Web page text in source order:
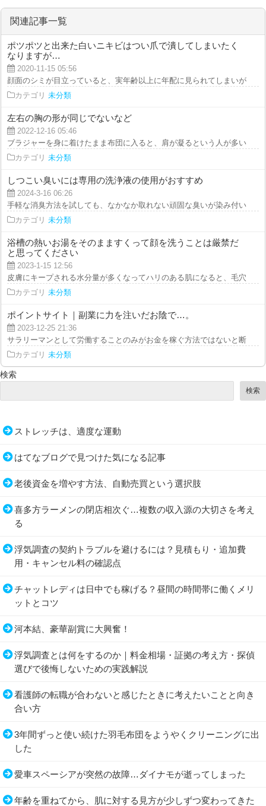
関連記事一覧
ポツポツと出来た白いニキビはつい爪で潰してしまいたく
なりますが…
2020-11-15 05:56
顔面のシミが目立っていると、実年齢以上に年配に見られてしまいがちで
カテゴリ 未分類
左右の胸の形が同じでないなど
2022-12-16 05:46
ブラジャーを身に着けたまま布団に入ると、肩が凝るという人が多いです
カテゴリ 未分類
しつこい臭いには専用の洗浄液の使用がおすすめ
2024-3-16 06:26
手軽な消臭方法を試しても、なかなか取れない頑固な臭いが染み付いてい
カテゴリ 未分類
浴槽の熱いお湯をそのまますくって顔を洗うことは厳禁だ
と思ってください
2023-1-15 12:56
皮膚にキープされる水分量が多くなってハリのある肌になると、毛穴がふ
カテゴリ 未分類
ポイントサイト｜副業に力を注いだお陰で…。
2023-12-25 21:36
サラリーマンとして労働することのみがお金を稼ぐ方法ではないと断言し
カテゴリ 未分類
検索
検索
ストレッチは、適度な運動
はてなブログで見つけた気になる記事
老後資金を増やす方法、自動売買という選択肢
喜多方ラーメンの閉店相次ぐ…複数の収入源の大切さを考え
る
浮気調査の契約トラブルを避けるには？見積もり・追加費
用・キャンセル料の確認点
チャットレディは日中でも稼げる？昼間の時間帯に働くメリ
ットとコツ
河本結、豪華副賞に大興奮！
浮気調査とは何をするのか｜料金相場・証拠の考え方・探偵
選びで後悔しないための実践解説
看護師の転職が合わないと感じたときに考えたいことと向き
合い方
3年間ずっと使い続けた羽毛布団をようやくクリーニングに出
した
愛車スペーシアが突然の故障…ダイナモが逝ってしまった
年齢を重ねてから、肌に対する見方が少しずつ変わってきた